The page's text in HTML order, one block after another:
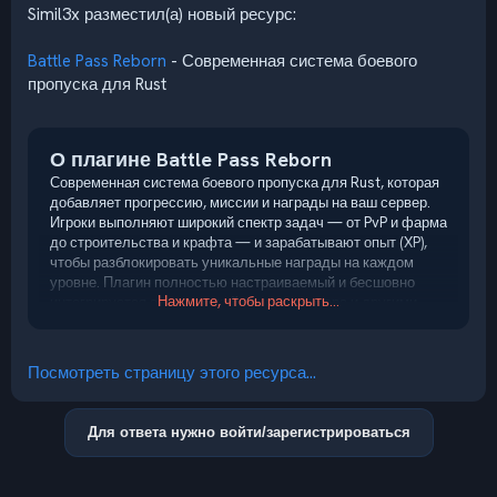
Simil3x разместил(а) новый ресурс:
Battle Pass Reborn - Современная система боевого
пропуска для Rust
О плагине Battle Pass Reborn
Современная система боевого пропуска для Rust, которая
добавляет прогрессию, миссии и награды на ваш сервер.
Игроки выполняют широкий спектр задач — от PvP и фарма
до строительства и крафта — и зарабатывают опыт (XP),
чтобы разблокировать уникальные награды на каждом
уровне. Плагин полностью настраиваемый и бесшовно
интегрируется с экономикой вашего сервера и другими
Нажмите, чтобы раскрыть...
Посмотреть страницу этого ресурса...
Для ответа нужно войти/зарегистрироваться